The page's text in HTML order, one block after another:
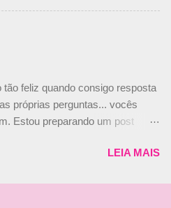
contra o filho do tricampeão
“Ele é um bom piloto, rápido e
disse ainda que a suposta
à realidade. “O suposto 15%
seria menor do que aquilo que
podem trazer: italianos, r...
it’s not true." #Kimi7 #EifelGP
77EDVn39Ia — Kimi
Iceman estar há tantos anos na
#F1
— Formula 1 (@F1) October 8,
tão feliz quando consigo resposta
próprias perguntas... vocês
Estou preparando um post
ela, aqui no Octeto. No meio
rendeu um burburinho, porque
LEIA MAIS